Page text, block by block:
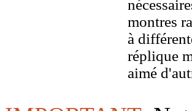
montres
à
réplique
aimé